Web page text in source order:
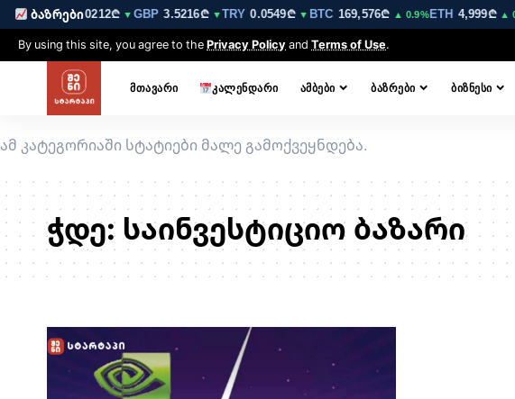
ბაზრები
▼EUR3.0212₾▼GBP3.5216₾▼TRY0.0549₾▼BTC169,576₾▲ 0.9%ETH4,999₾▲
By using this site, you agree to thePrivacy Policyand Terms of Use.
ᲛᲗᲐᲕᲐᲠᲘ ᲙᲐᲚᲔᲜᲓᲐᲠᲘ ᲐᲛᲑᲔᲑᲘ ᲑᲐᲖᲠᲔᲑᲘ ᲑᲘᲖᲜᲔᲡᲘ
ამ კატეგორიაში სტატიები მალე გამოქვეყნდება.
ჭდე: საინვესტიციო ბაზარი